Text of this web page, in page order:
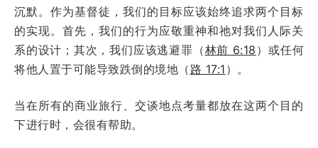
沉默。作为基督徒，我们的目标应该始终追求两个目标
的实现。首先，我们的行为应敬重神和祂对我们人际关
系的设计；其次，我们应该逃避罪（林前 6:18 ）或任何
将他人置于可能导致跌倒的境地（ 路 17:1 ）。
当在所有的商业旅行、交谈地点考量都放在这两个目的
下进行时，会很有帮助。